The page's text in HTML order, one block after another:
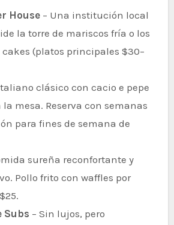
House– Una institución local
la torre de mariscos fría o los
(platos principales $30–
clásico con cacio e pepe
mesa. Reserva con semanas
para fines de semana de
sureña reconfortante y
Pollo frito con waffles por
Subs – Sin lujos, pero